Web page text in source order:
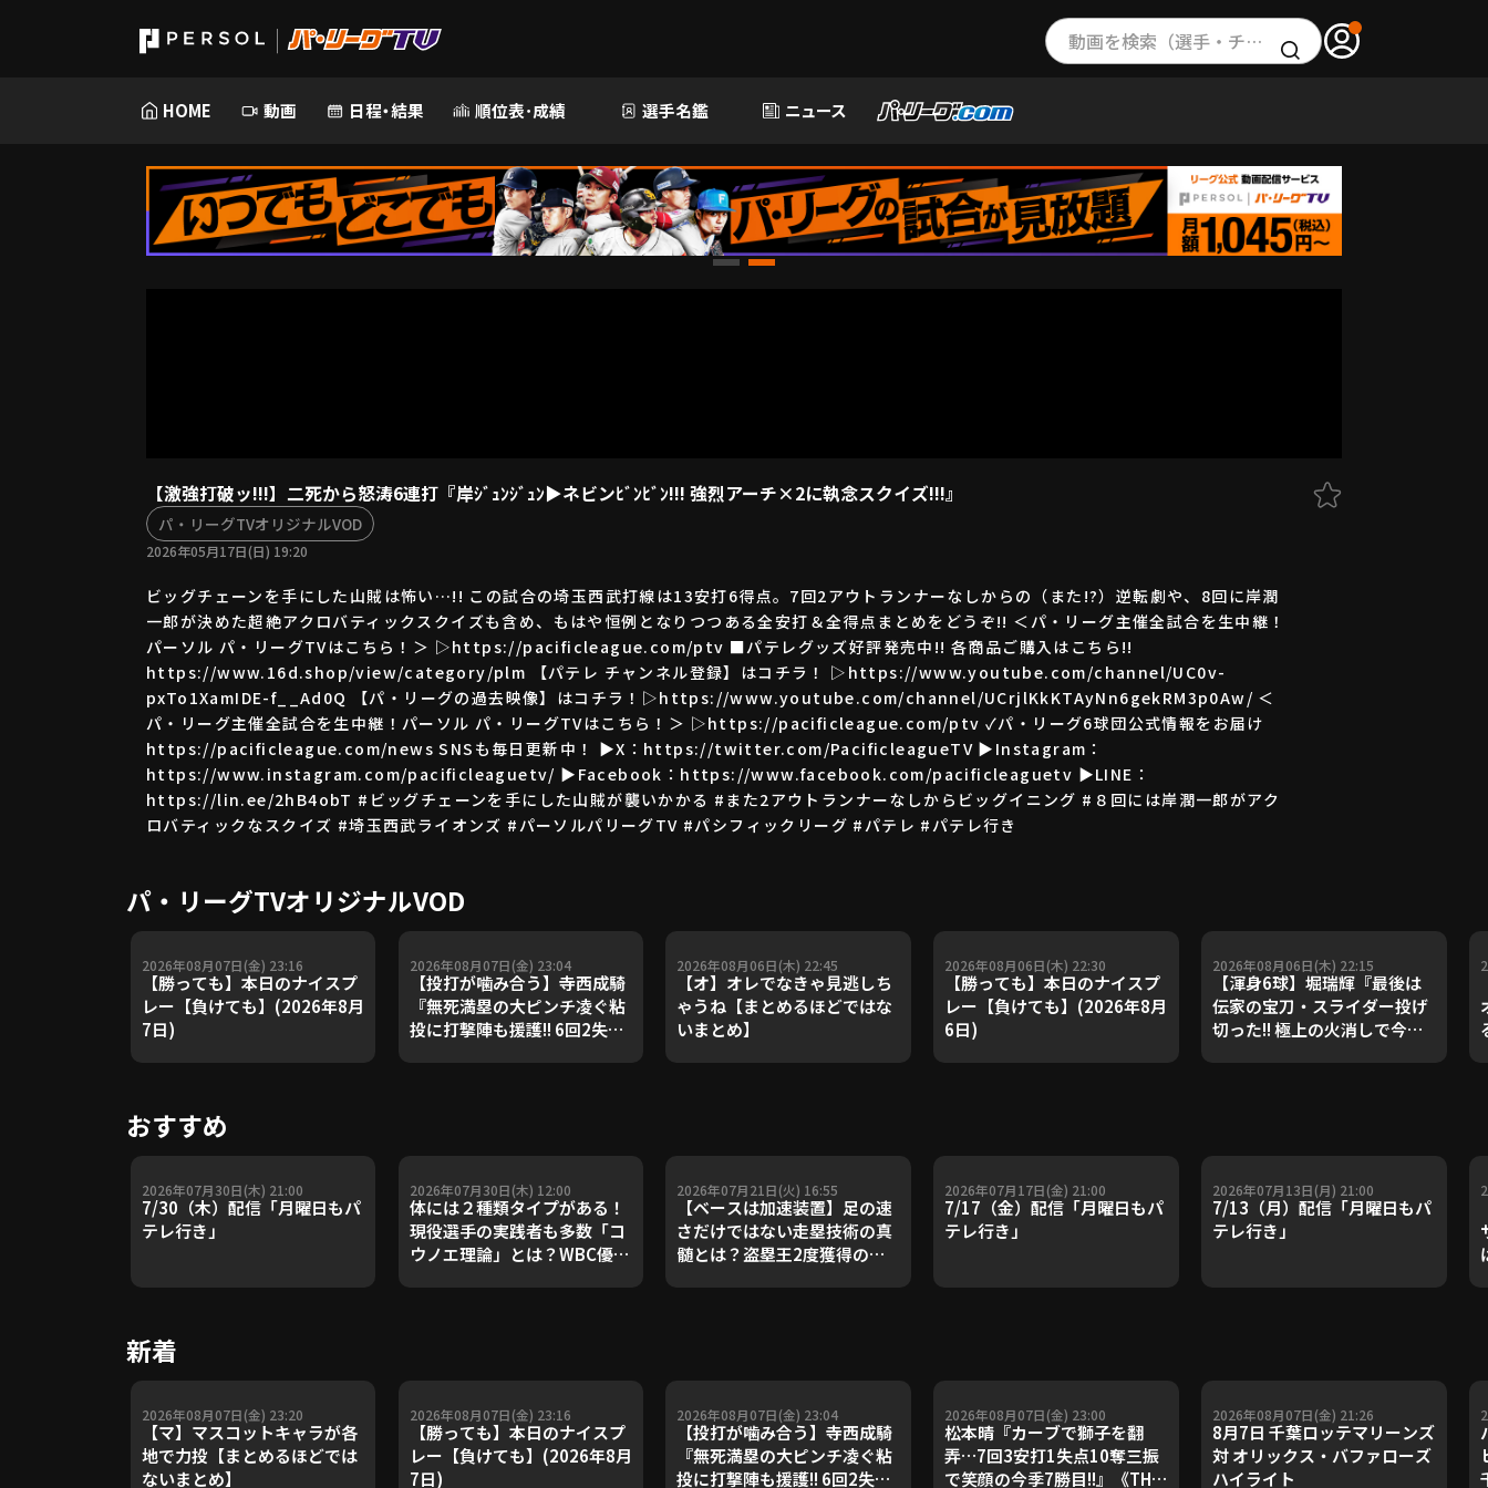
動画を検索（選手・チーム・プレー内容…）
HOME 動画 日程・結果 順位表･成績 選手名鑑 ニュース
【激強打破ッ!!!】二死から怒涛6連打『岸ｼﾞｭﾝｼﾞｭﾝ▶︎ネビンﾋﾞﾝﾋﾞﾝ!!! 強烈アーチ×2に執念スクイズ!!!』
パ・リーグTVオリジナルVOD
2026年05月17日(日) 19:20
ビッグチェーンを手にした山賊は怖い…!! この試合の埼玉西武打線は13安打6得点。7回2アウトランナーなしからの（また!?）逆転劇や、8回に岸潤
一郎が決めた超絶アクロバティックスクイズも含め、もはや恒例となりつつある全安打＆全得点まとめをどうぞ!! ＜パ・リーグ主催全試合を生中継！
パーソル パ・リーグTVはこちら！＞ ▷https://pacificleague.com/ptv ■パテレグッズ好評発売中!! 各商品ご購入はこちら!!
https://www.16d.shop/view/category/plm 【パテレ チャンネル登録】はコチラ！ ▷https://www.youtube.com/channel/UC0v-
pxTo1XamIDE-f__Ad0Q 【パ・リーグの過去映像】はコチラ！▷https://www.youtube.com/channel/UCrjlKkKTAyNn6gekRM3p0Aw/ ＜
パ・リーグ主催全試合を生中継！パーソル パ・リーグTVはこちら！＞ ▷https://pacificleague.com/ptv ✓パ・リーグ6球団公式情報をお届け
https://pacificleague.com/news SNSも毎日更新中！ ▶X：https://twitter.com/PacificleagueTV ▶Instagram：
https://www.instagram.com/pacificleaguetv/ ▶Facebook：https://www.facebook.com/pacificleaguetv ▶LINE：
https://lin.ee/2hB4obT #ビッグチェーンを手にした山賊が襲いかかる #また2アウトランナーなしからビッグイニング #８回には岸潤一郎がアク
ロバティックなスクイズ #埼玉西武ライオンズ #パーソルパリーグTV #パシフィックリーグ #パテレ #パテレ行き
パ・リーグTVオリジナルVOD
2026年08月07日(金) 23:16
【勝っても】本日のナイスプ
レー【負けても】(2026年8月
7日)
2026年08月07日(金) 23:04
【投打が噛み合う】寺西成騎
『無死満塁の大ピンチ凌ぐ粘
投に打撃陣も援護!! 6回2失点
2026年08月06日(木) 22:45
【オ】オレでなきゃ見逃しち
ゃうね【まとめるほどではな
いまとめ】
2026年08月06日(木) 22:30
【勝っても】本日のナイスプ
レー【負けても】(2026年8月
6日)
2026年08月06日(木) 22:15
【渾身6球】堀瑞輝『最後は
伝家の宝刀・スライダー投げ
切った!! 極上の火消しで今季3
おすすめ
2026年07月30日(木) 21:00
7/30（木）配信「月曜日もパ
テレ行き」
2026年07月30日(木) 12:00
体には２種類タイプがある！
現役選手の実践者も多数「コ
ウノエ理論」とは？WBC優勝
2026年07月21日(火) 16:55
【ベースは加速装置】足の速
さだけではない走塁技術の真
髄とは？盗塁王2度獲得の金
2026年07月17日(金) 21:00
7/17（金）配信「月曜日もパ
テレ行き」
2026年07月13日(月) 21:00
7/13（月）配信「月曜日もパ
テレ行き」
新着
2026年08月07日(金) 23:20
【マ】マスコットキャラが各
地で力投【まとめるほどでは
ないまとめ】
2026年08月07日(金) 23:16
【勝っても】本日のナイスプ
レー【負けても】(2026年8月
7日)
2026年08月07日(金) 23:04
【投打が噛み合う】寺西成騎
『無死満塁の大ピンチ凌ぐ粘
投に打撃陣も援護!! 6回2失点
2026年08月07日(金) 23:00
松本晴『カーブで獅子を翻
弄…7回3安打1失点10奪三振
で笑顔の今季7勝目!!』《THE
2026年08月07日(金) 21:26
8月7日 千葉ロッテマリーンズ
対 オリックス・バファローズ
ハイライト